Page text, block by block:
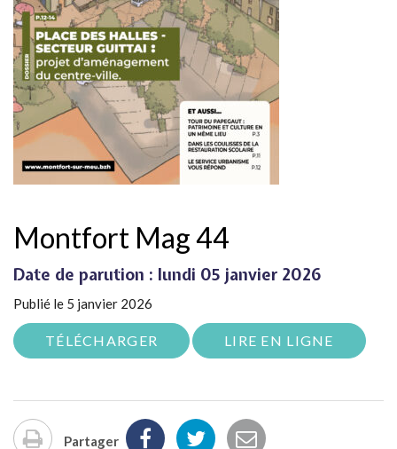
Montfort Mag 44
Date de parution : lundi 05 janvier 2026
Publié le 5 janvier 2026
TÉLÉCHARGER LIRE EN LIGNE
Partager